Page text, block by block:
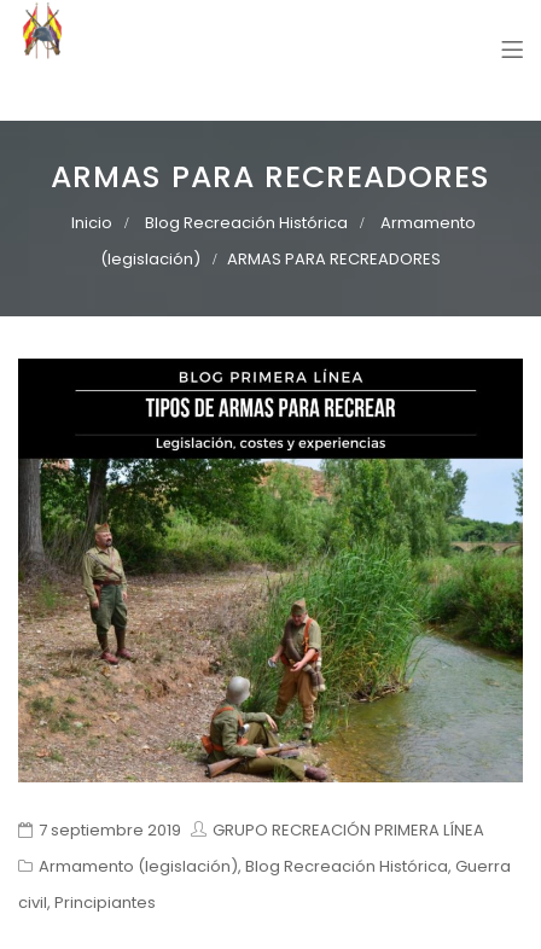
ARMAS PARA RECREADORES
Inicio Blog Recreación Histórica
Armamento
(legislación)
ARMAS PARA RECREADORES
7 septiembre 2019
GRUPO RECREACIÓN PRIMERA LÍNEA
Armamento (legislación), Blog Recreación Histórica, Guerra
civil, Principiantes